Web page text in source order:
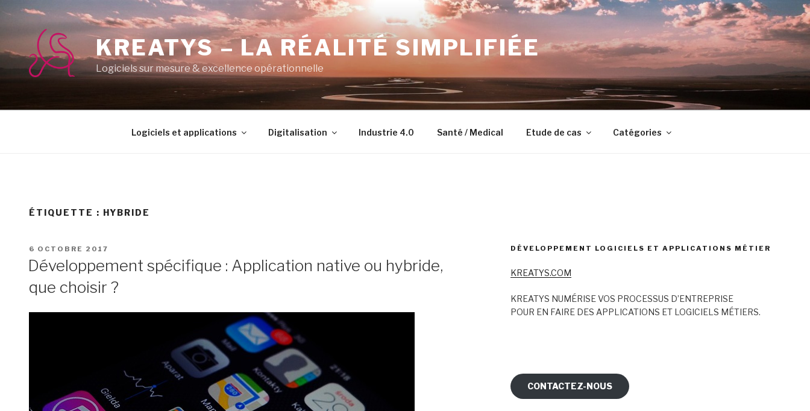
contenu
principal
KREATYS – LA RÉALITÉ SIMPLIFIÉE
Logiciels sur mesure & excellence opérationnelle
Logiciels et applications Digitalisation Industrie 4.0 Santé / Medical Etude de cas Catégories
ÉTIQUETTE : HYBRIDE
PUBLIÉ
6 OCTOBRE 2017
Développement spécifique : Application native ou hybride,
que choisir ?
DÉVELOPPEMENT LOGICIELS ET APPLICATIONS MÉTIER
KREATYS.COM
KREATYS NUMÉRISE VOS PROCESSUS D’ENTREPRISE
POUR EN FAIRE DES APPLICATIONS ET LOGICIELS MÉTIERS.
CONTACTEZ-NOUS